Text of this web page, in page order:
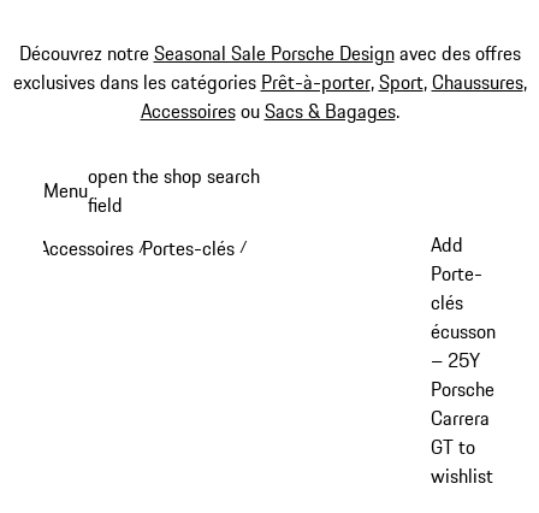
Découvrez notreSeasonal Sale Porsche Designavec des offres
exclusives dans les catégories Prêt-à-porter,Sport,Chaussures,
AccessoiresouSacs & Bagages.
principal
Menuopen the shop search
field
Accessoires /Portes-clés /
Add
Porte-
clés
écusson
– 25Y
Porsche
Carrera
GT to
wishlist